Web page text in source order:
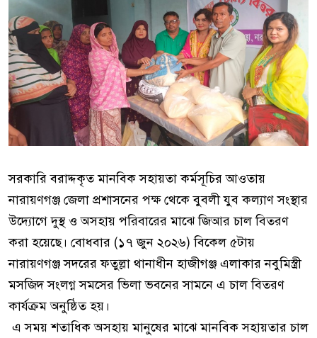
সরকারি বরাদ্দকৃত মানবিক সহায়তা কর্মসূচির আওতায়
নারায়ণগঞ্জ জেলা প্রশাসনের পক্ষ থেকে বুবলী যুব কল্যাণ সংস্থার
উদ্যোগে দুস্থ ও অসহায় পরিবারের মাঝে জিআর চাল বিতরণ
করা হয়েছে। বোধবার (১৭ জুন ২০২৬) বিকেল ৫টায়
নারায়ণগঞ্জ সদরের ফতুল্লা থানাধীন হাজীগঞ্জ এলাকার নবুমিস্ত্রী
মসজিদ সংলগ্ন সমসের ভিলা ভবনের সামনে এ চাল বিতরণ
কার্যক্রম অনুষ্ঠিত হয়।
এ সময় শতাধিক অসহায় মানুষের মাঝে মানবিক সহায়তার চাল